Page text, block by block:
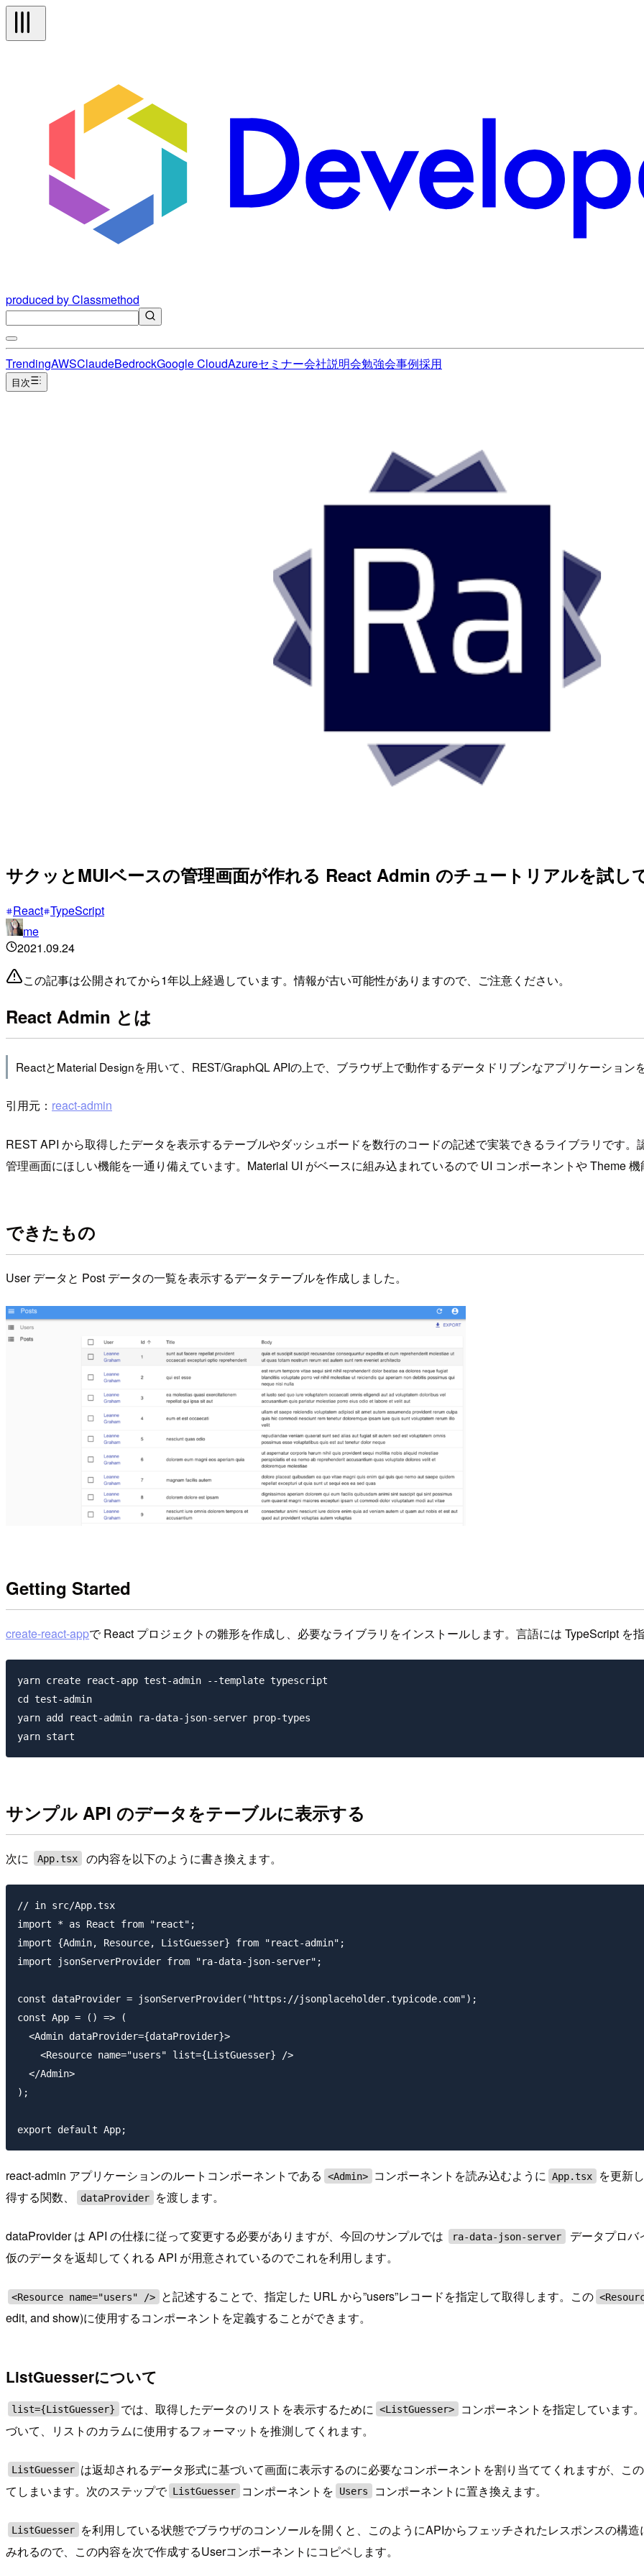
produced by Classmethod
TrendingAWSClaudeBedrockGoogle CloudAzureセミナー会社説明会勉強会事例採用
目次
サクッとMUIベースの管理画面が作れる React Admin のチュートリアルを試し
React TypeScript
me
2021.09.24
この記事は公開されてから1年以上経過しています。情報が古い可能性がありますので、ご注意ください。
React Admin とは
ReactとMaterial Designを用いて、REST/GraphQL APIの上で、ブラウザ上で動作するデータドリブンなアプリケーショ
引用元： react-admin
REST API から取得したデータを表示するテーブルやダッシュボードを数行のコードの記述で実装できるライブラリです
管理画面にほしい機能を一通り備えています。Material UI がベースに組み込まれているので UI コンポーネントや Theme
できたもの
User データと Post データの一覧を表示するデータテーブルを作成しました。
Getting Started
create-react-appで React プロジェクトの雛形を作成し、必要なライブラリをインストールします。言語には TypeScript を
yarn create react-app test-admin --template typescript
cd test-admin
yarn add react-admin ra-data-json-server prop-types
サンプル API のデータをテーブルに表示する
次に App.tsx の内容を以下のように書き換えます。
// in src/App.tsx
import * as React from "react";
import {Admin, Resource, ListGuesser} from "react-admin";
import jsonServerProvider from "ra-data-json-server";
const dataProvider = jsonServerProvider("https://jsonplaceholder.typicode.com");
const App = () => (
  <Admin dataProvider={dataProvider}>
    <Resource name="users" list={ListGuesser} />
  </Admin>
);
react-admin アプリケーションのルートコンポーネントである <Admin> コンポーネントを読み込むように App.tsx
を更新
得する関数、
dataProvider を渡します。
dataProvider は API の仕様に従って変更する必要がありますが、今回のサンプルでは ra-data-json-server
データプロバ
仮のデータを返却してくれる API が用意されているのでこれを利用します。
<Resource name="users" /> と記述することで、指定した URL から”users”レコードを指定して取得します。この
edit, and show)に使用するコンポーネントを定義することができます。
ListGuesserについて
list={ListGuesser} では、取得したデータのリストを表示するために <ListGuesser>
コンポーネントを指定しています。
づいて、リストのカラムに使用するフォーマットを推測してくれます。
ListGuesser は返却されるデータ形式に基づいて画面に表示するのに必要なコンポーネントを割り当ててくれますが、こ
てしまいます。次のステップで ListGuesser コンポーネントを Users コンポーネントに置き換えます。
ListGuesser
を利用している状態でブラウザのコンソールを開くと、このようにAPIからフェッチされたレスポンスの構
みれるので、この内容を次で作成するUserコンポーネントにコピペします。